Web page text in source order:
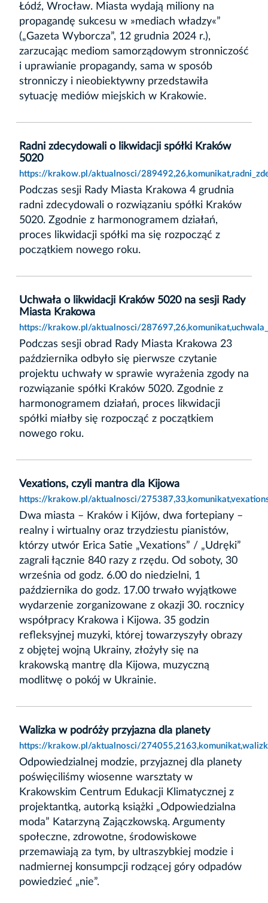
Łódź, Wrocław. Miasta wydają miliony na
propagandę sukcesu w »mediach władzy«”
(„Gazeta Wyborcza”, 12 grudnia 2024 r.),
zarzucając mediom samorządowym stronniczość
i uprawianie propagandy, sama w sposób
stronniczy i nieobiektywny przedstawiła
sytuację mediów miejskich w Krakowie.
Radni zdecydowali o likwidacji spółki Kraków
5020
https://krakow.pl/aktualnosci/
Podczas sesji Rady Miasta Krakowa 4 grudnia
radni zdecydowali o rozwiązaniu spółki Kraków
5020. Zgodnie z harmonogramem działań,
proces likwidacji spółki ma się rozpocząć z
początkiem nowego roku.
Uchwała o likwidacji Kraków 5020 na sesji Rady
Miasta Krakowa
https://krakow.pl/aktualnosci/
Podczas sesji obrad Rady Miasta Krakowa 23
października odbyło się pierwsze czytanie
projektu uchwały w sprawie wyrażenia zgody na
rozwiązanie spółki Kraków 5020. Zgodnie z
harmonogramem działań, proces likwidacji
spółki miałby się rozpocząć z początkiem
nowego roku.
Vexations, czyli mantra dla Kijowa
https://krakow.pl/aktualnosci/
Dwa miasta – Kraków i Kijów, dwa fortepiany –
realny i wirtualny oraz trzydziestu pianistów,
którzy utwór Erica Satie „Vexations” / „Udręki”
zagrali łącznie 840 razy z rzędu. Od soboty, 30
września od godz. 6.00 do niedzielni, 1
października do godz. 17.00 trwało wyjątkowe
wydarzenie zorganizowane z okazji 30. rocznicy
współpracy Krakowa i Kijowa. 35 godzin
refleksyjnej muzyki, której towarzyszyły obrazy
z objętej wojną Ukrainy, złożyły się na
krakowską mantrę dla Kijowa, muzyczną
modlitwę o pokój w Ukrainie.
Walizka w podróży przyjazna dla planety
https://krakow.pl/aktualnosci/
Odpowiedzialnej modzie, przyjaznej dla planety
poświęciliśmy wiosenne warsztaty w
Krakowskim Centrum Edukacji Klimatycznej z
projektantką, autorką książki „Odpowiedzialna
moda” Katarzyną Zajączkowską. Argumenty
społeczne, zdrowotne, środowiskowe
przemawiają za tym, by ultraszybkiej modzie i
nadmiernej konsumpcji rodzącej góry odpadów
powiedzieć „nie”.